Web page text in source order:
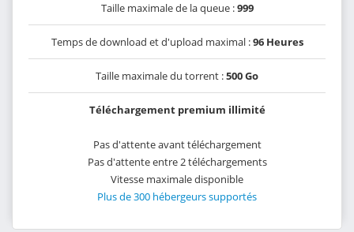
Taille maximale de la queue :999
Temps de download et d'upload maximal :96 Heures
Taille maximale du torrent :500 Go
Téléchargement premium illimité
Pas d'attente avant téléchargement
Pas d'attente entre 2 téléchargements
Vitesse maximale disponible
Plus de 300 hébergeurs supportés